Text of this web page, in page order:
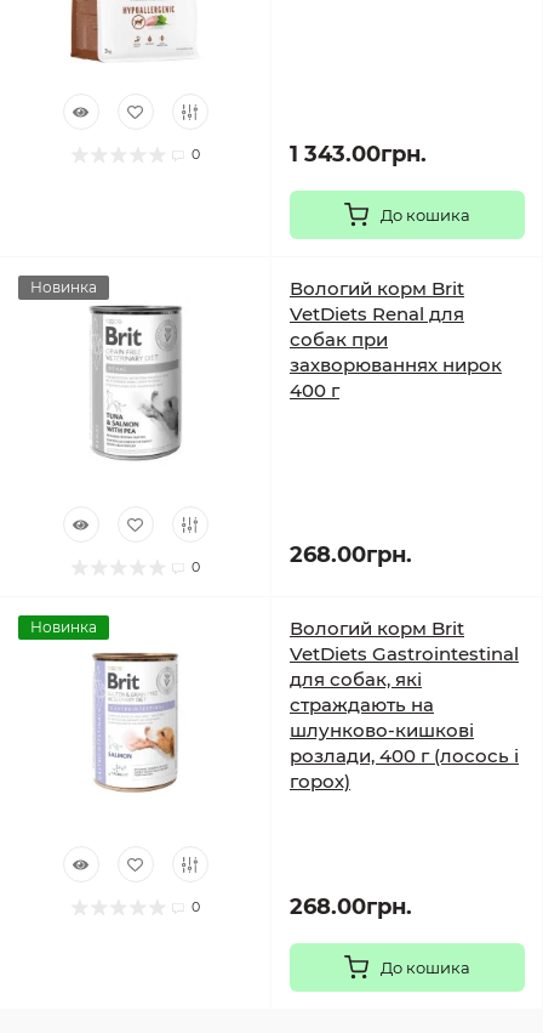
0 1 343.00грн.
До кошика
Новинка
0
Вологий корм Brit
VetDiets Renal для
собак при
захворюваннях нирок
400 г
268.00грн.
Новинка
0
Вологий корм Brit
VetDiets Gastrointestinal
для собак, які
страждають на
шлунково-кишкові
розлади, 400 г (лосось і
горох)
268.00грн.
До кошика